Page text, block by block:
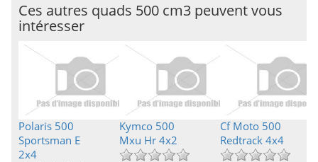
Ces autres quads 500 cm3 peuvent vous
intéresser
Polaris 500
Sportsman E
2x4
Kymco 500
Mxu Hr 4x2
Cf Moto 500
Redtrack 4x4